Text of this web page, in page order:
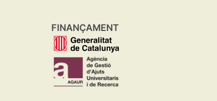
FINANÇAMENT